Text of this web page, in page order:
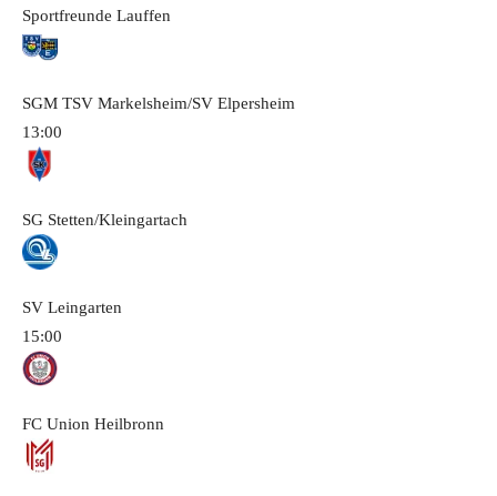
Sportfreunde Lauffen
SGM TSV Markelsheim/SV Elpersheim
13:00
SG Stetten/Kleingartach
SV Leingarten
15:00
FC Union Heilbronn